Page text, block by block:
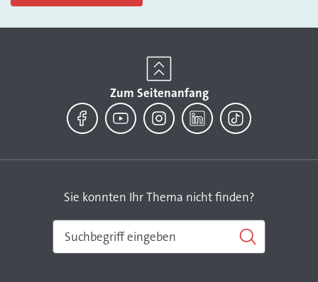
Zum Seitenanfang
Sie konnten Ihr Thema nicht finden?